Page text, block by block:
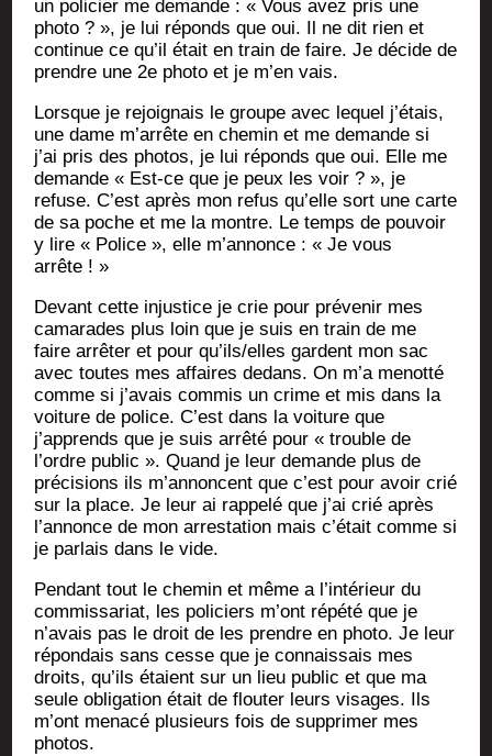
un poli­cier me demande : « Vous avez pris une
pho­to ? », je lui réponds que oui. Il ne dit rien et
conti­nue ce qu’il était en train de faire. Je décide de
prendre une 2e pho­to et je m’en vais.
Lorsque je rejoi­gnais le groupe avec lequel j’étais,
une dame m’arrête en che­min et me demande si
j’ai pris des pho­tos, je lui réponds que oui. Elle me
demande « Est-ce que je peux les voir ? », je
refuse. C’est après mon refus qu’elle sort une carte
de sa poche et me la montre. Le temps de pou­voir
y lire « Police », elle m’annonce : « Je vous
arrête ! »
Devant cette injus­tice je crie pour pré­ve­nir mes
cama­rades plus loin que je suis en train de me
faire arrê­ter et pour qu’ils/elles gardent mon sac
avec toutes mes affaires dedans. On m’a menot­té
comme si j’avais com­mis un crime et mis dans la
voi­ture de police. C’est dans la voi­ture que
j’apprends que je suis arrê­té pour « trouble de
l’ordre public ». Quand je leur demande plus de
pré­ci­sions ils m’annoncent que c’est pour avoir crié
sur la place. Je leur ai rap­pe­lé que j’ai crié après
l’annonce de mon arres­ta­tion mais c’était comme si
je par­lais dans le vide.
Pen­dant tout le che­min et même a l’intérieur du
com­mis­sa­riat, les poli­ciers m’ont répé­té que je
n’avais pas le droit de les prendre en pho­to. Je leur
répon­dais sans cesse que je connais­sais mes
droits, qu’ils étaient sur un lieu public et que ma
seule obli­ga­tion était de flou­ter leurs visages. Ils
m’ont mena­cé plu­sieurs fois de sup­pri­mer mes
photos.